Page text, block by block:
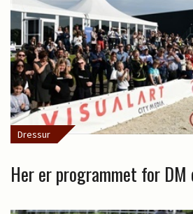
Dressur
Her er programmet for DM